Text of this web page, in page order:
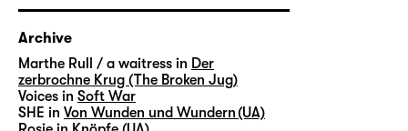
Archive
Marthe Rull / a waitress in Der
zerbrochne Krug (The Broken Jug)
Voices in Soft War
SHE in Von Wunden und Wundern (UA)